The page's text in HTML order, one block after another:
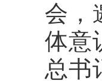
会，
体意
总书